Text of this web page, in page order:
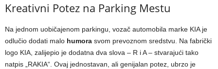
Kreativni Potez na Parking Mestu
Na jednom uobičajenom parkingu, vozač automobila marke KIA je
odlučio dodati malo humora svom prevoznom sredstvu. Na fabrički
logo KIA, zalijepio je dodatna dva slova – R i A – stvarajući tako
natpis „RAKIA“. Ovaj jednostavan, ali genijalan potez, ubrzo je